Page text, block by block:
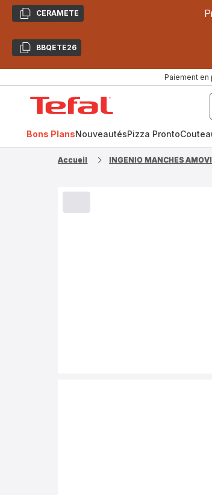
CopierCERAMETE
CopierBBQETE26
Paiement en
Bons PlansNouveautésPizza Pronto
Accueil INGENIO MANCHES